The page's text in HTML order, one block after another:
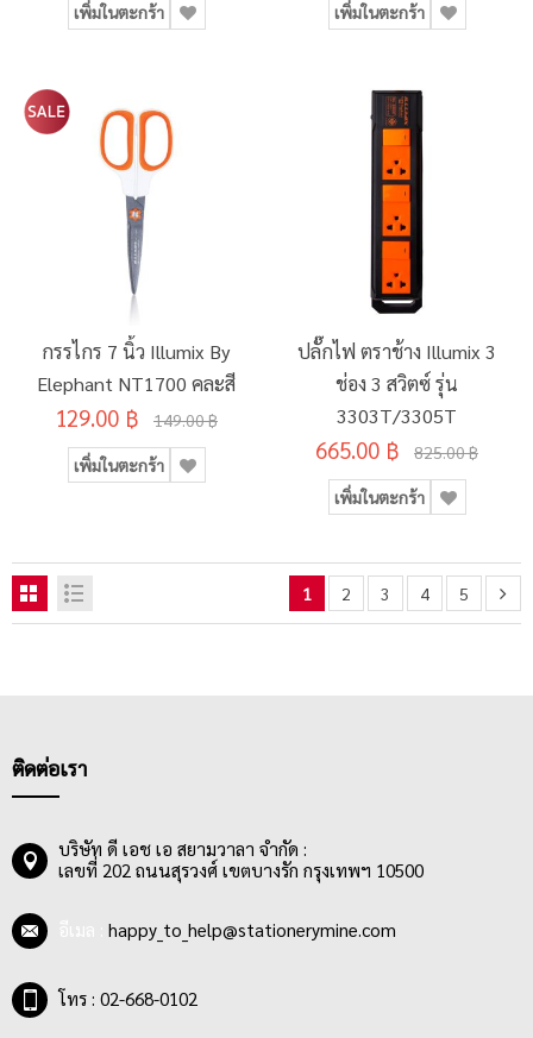
เพิ่มในตะกร้า เพิ่มในตะกร้า
กรรไกร 7 นิ้ว Illumix By
Elephant NT1700 คละสี
129.00 ฿ 149.00 ฿
เพิ่มในตะกร้า
ปลั๊กไฟ ตราช้าง Illumix 3
ช่อง 3 สวิตซ์ รุ่น
3303T/3305T
665.00 ฿ 825.00 ฿
เพิ่มในตะกร้า
1 2 3 4 5
ติดต่อเรา
บริษัท ดี เอช เอ สยามวาลา จำกัด :
เลขที่ 202 ถนนสุรวงศ์ เขตบางรัก กรุงเทพฯ 10500
happy_to_help@stationerymine.com
โทร : 02-668-0102